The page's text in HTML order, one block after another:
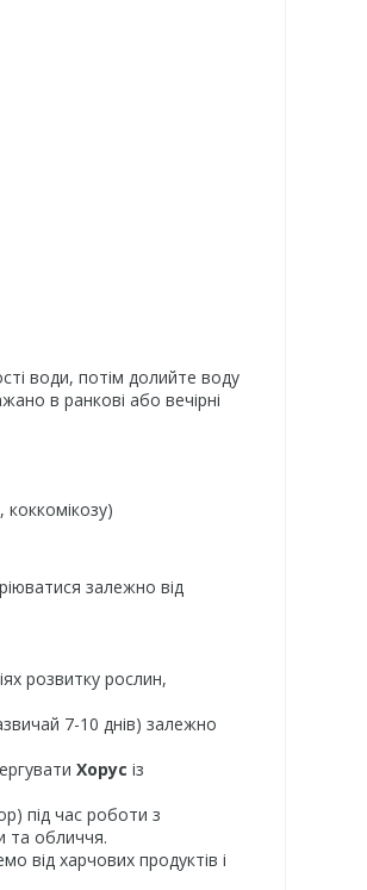
води, потім долийте воду
в ранкові або вечірні
коккомікозу)
залежно від
розвитку рослин,
7-10 днів) залежно
Хорус із
під час роботи з
та обличчя.
від харчових продуктів і